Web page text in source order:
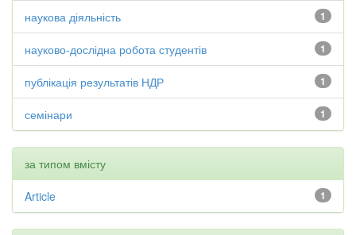
1
наукова діяльність
1
науково-дослідна робота студентів
1
публікація результатів НДР
1
семінари
за типом вмісту
1
Article